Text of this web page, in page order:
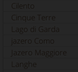
Cilento
Cinque Terre
Lago di Garda
jazero Como
Jazero Maggiore
Langhe